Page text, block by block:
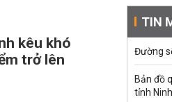
kêu khó
trở lên
TIN
Đường
Bản đồ
tỉnh